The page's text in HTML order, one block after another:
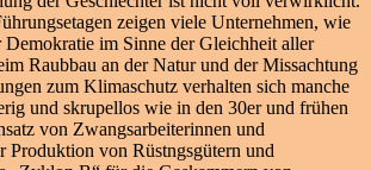
zeigen viele Unternehmen, wie
Demokratie im Sinne der Gleichheit aller
Raubbau an der Natur und der Missachtung
zum Klimaschutz verhalten sich manche
und skrupellos wie in den 30er und frühen
von Zwangsarbeiterinnen und
Produktion von Rüstngsgütern und